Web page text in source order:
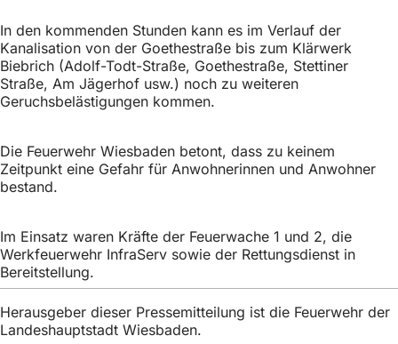
In den kommenden Stunden kann es im Verlauf der
Kanalisation von der Goethestraße bis zum Klärwerk
Biebrich (Adolf-Todt-Straße, Goethestraße, Stettiner
Straße, Am Jägerhof usw.) noch zu weiteren
Geruchsbelästigungen kommen.
Die Feuerwehr Wiesbaden betont, dass zu keinem
Zeitpunkt eine Gefahr für Anwohnerinnen und Anwohner
bestand.
Im Einsatz waren Kräfte der Feuerwache 1 und 2, die
Werkfeuerwehr InfraServ sowie der Rettungsdienst in
Bereitstellung.
Herausgeber dieser Pressemitteilung ist die Feuerwehr der
Landeshauptstadt Wiesbaden.